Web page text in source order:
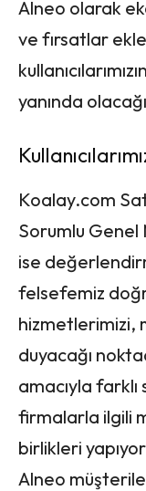
Alneo olarak
ve fırsatlar
yanında
Koalay.com
Sorumlu Genel
ise
felsefemiz
hizmetlerimizi,
duyacağı
amacıyla
firmalarla ilgili
birlikleri
Alneo